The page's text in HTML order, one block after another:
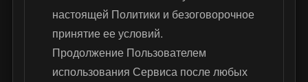
настоящей Политики и безоговорочное
принятие ее условий.
Продолжение Пользователем
использования Сервиса после любых